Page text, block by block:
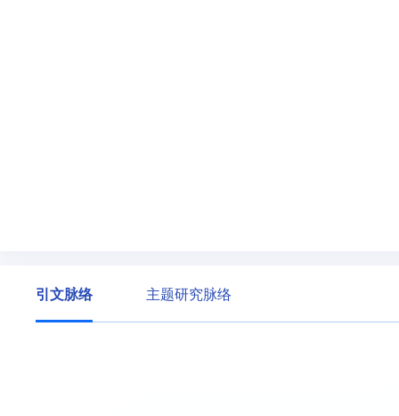
引文脉络 主题研究脉络